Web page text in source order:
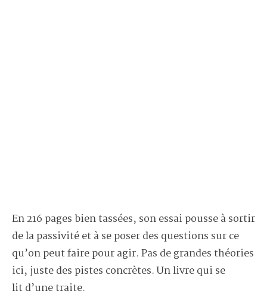
En 216 pages bien tassées, son essai pousse à sortir
de la passivité et à se poser des questions sur ce
qu’on peut faire pour agir. Pas de grandes théories
ici, juste des pistes concrètes. Un livre qui se
lit d’une traite.